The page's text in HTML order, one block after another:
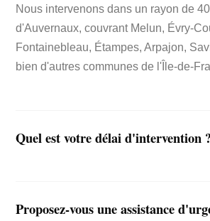
Nous intervenons dans un rayon de
d'Auvernaux, couvrant Melun, Évry-
Fontainebleau, Étampes, Arpajon,
bien d'autres communes de l'Île-de-
Quel est votre délai d'intervention
Nous nous engageons à intervenir
les demandes standard. Pour les
Proposez-vous une assistance